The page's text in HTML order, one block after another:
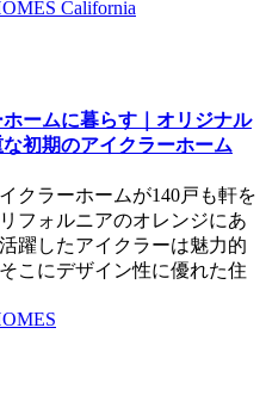
ームに暮らす｜オリジナル
初期のアイクラーホーム
クラーホームが140戸も軒を
フォルニアのオレンジにあ
躍したアイクラーは魅力的
こにデザイン性に優れた住